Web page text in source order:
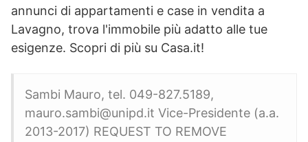
annunci di appartamenti e case in vendita a
Lavagno, trova l'immobile più adatto alle tue
esigenze. Scopri di più su Casa.it!
Sambi Mauro, tel. 049-827.5189,
mauro.sambi@unipd.it Vice-Presidente (a.a.
2013-2017) REQUEST TO REMOVE